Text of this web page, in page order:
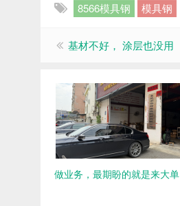
8566模具钢 模具钢
基材不好， 涂层也没用
做业务，最期盼的就是来大单